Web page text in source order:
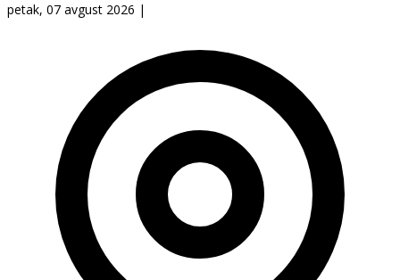
petak, 07 avgust 2026 |